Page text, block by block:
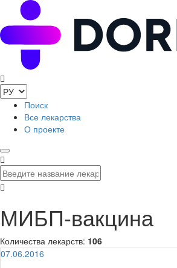
Поиск
Все лекарства
О проекте
МИБП-вакцина
Количества лекарств: 106
07.06.2016